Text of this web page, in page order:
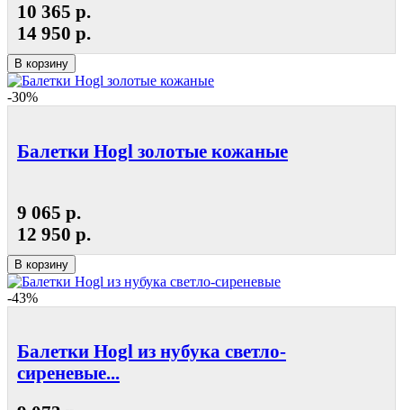
10 365 р.
14 950 р.
В корзину
-30%
Балетки Hogl золотые кожаные
9 065 р.
12 950 р.
В корзину
-43%
Балетки Hogl из нубука светло-
сиреневые...